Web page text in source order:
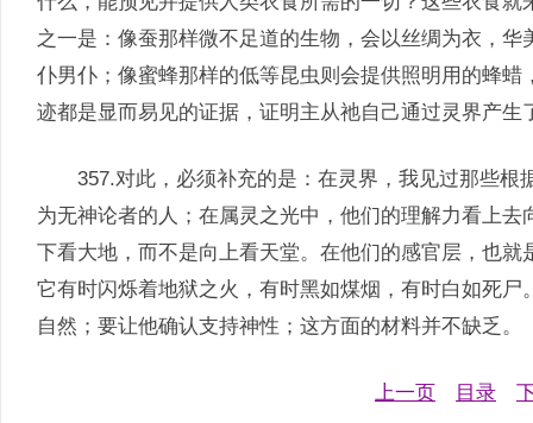
之一是：像蚕那样微不足道的生物，会以丝绸为衣，
仆男仆；像蜜蜂那样的低等昆虫则会提供照明用的蜂
迹都是显而易见的证据，证明主从祂自己通过灵界产生
357.对此，必须补充的是：在灵界，我见过那些根
为无神论者的人；在属灵之光中，他们的理解力看上
下看大地，而不是向上看天堂。在他们的感官层，也
它有时闪烁着地狱之火，有时黑如煤烟，有时白如死
自然；要让他确认支持神性；这方面的材料并不缺乏。
上一页 目录